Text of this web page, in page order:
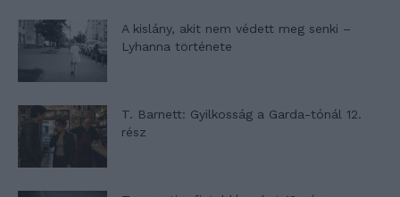
A kislány, akit nem védett meg senki –
Lyhanna története
T. Barnett: Gyilkosság a Garda-tónál 12.
rész